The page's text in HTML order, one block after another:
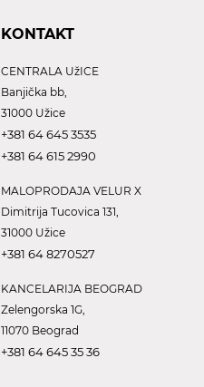
KONTAKT
CENTRALA UžICE
Banjička bb,
31000 Užice
+381 64 645 3535
+381 64 615 2990
MALOPRODAJA VELUR X
Dimitrija Tucovica 131,
31000 Užice
+381 64 8270527
KANCELARIJA BEOGRAD
Zelengorska 1G,
11070 Beograd
+381 64 645 35 36